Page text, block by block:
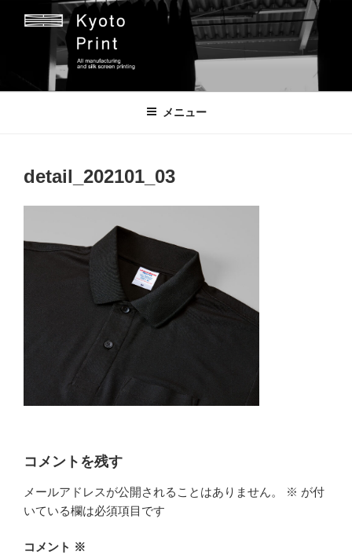
京都プリント
京都市のオリジナルプリント会社
メニュー
detail_202101_03
コメントを残す
メールアドレスが公開されることはありません。 ※ が付
いている欄は必須項目です
コメント ※